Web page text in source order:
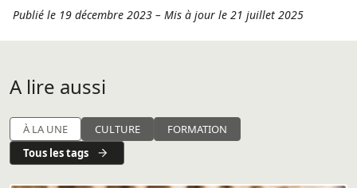
Publié le 19 décembre 2023 – Mis à jour le 21 juillet 2025
A lire aussi
À LA UNE CULTURE
FORMATION
Tous les tags